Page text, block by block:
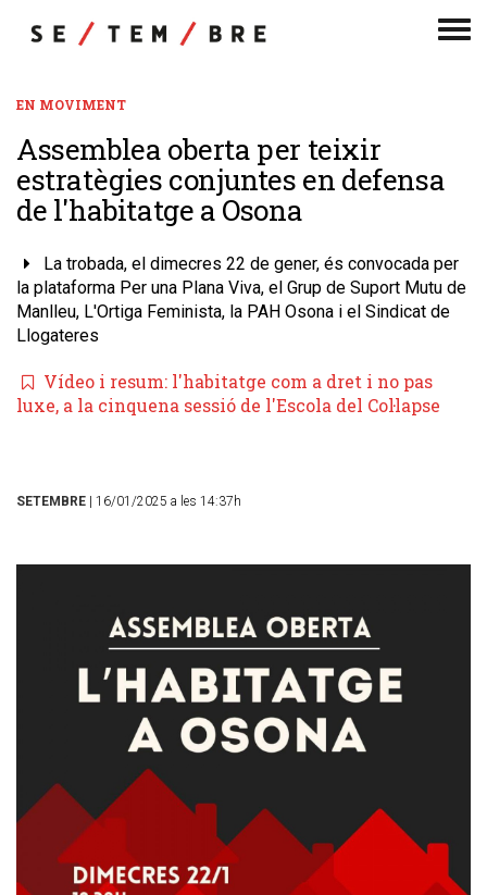
EN MOVIMENT
Assemblea oberta per teixir
estratègies conjuntes en defensa
de l'habitatge a Osona
La trobada, el dimecres 22 de gener, és convocada per
la plataforma Per una Plana Viva, el Grup de Suport Mutu de
Manlleu, L'Ortiga Feminista, la PAH Osona i el Sindicat de
Llogateres
Vídeo i resum: l'habitatge com a dret i no pas
luxe, a la cinquena sessió de l'Escola del Col·lapse
SETEMBRE | 16/01/2025 a les 14:37h